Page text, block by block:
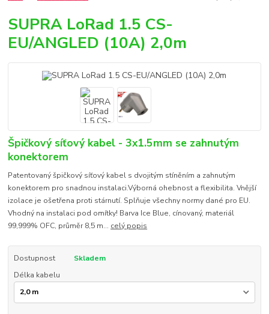
SUPRA LoRad 1.5 CS-
EU/ANGLED (10A) 2,0m
Špičkový síťový kabel - 3x1.5mm se zahnutým
konektorem
Patentovaný špičkový síťový kabel s dvojitým stíněním a zahnutým
konektorem pro snadnou instalaci.Výborná ohebnost a flexibilita. Vnější
izolace je ošetřena proti stárnutí. Splňuje všechny normy dané pro EU.
Vhodný na instalaci pod omítky! Barva Ice Blue, cínovaný, materiál
99,999% OFC, průměr 8,5 m... celý popis
Dostupnost
Skladem
Délka kabelu